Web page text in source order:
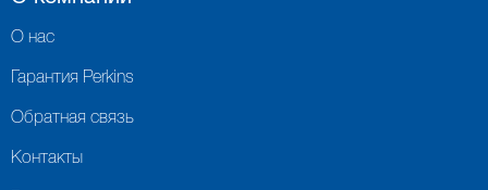
О нас
Гарантия Perkins
Обратная связь
Контакты